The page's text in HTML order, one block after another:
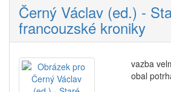
Černý Václav (ed.) -
francouzské kroniky
vazba
obal